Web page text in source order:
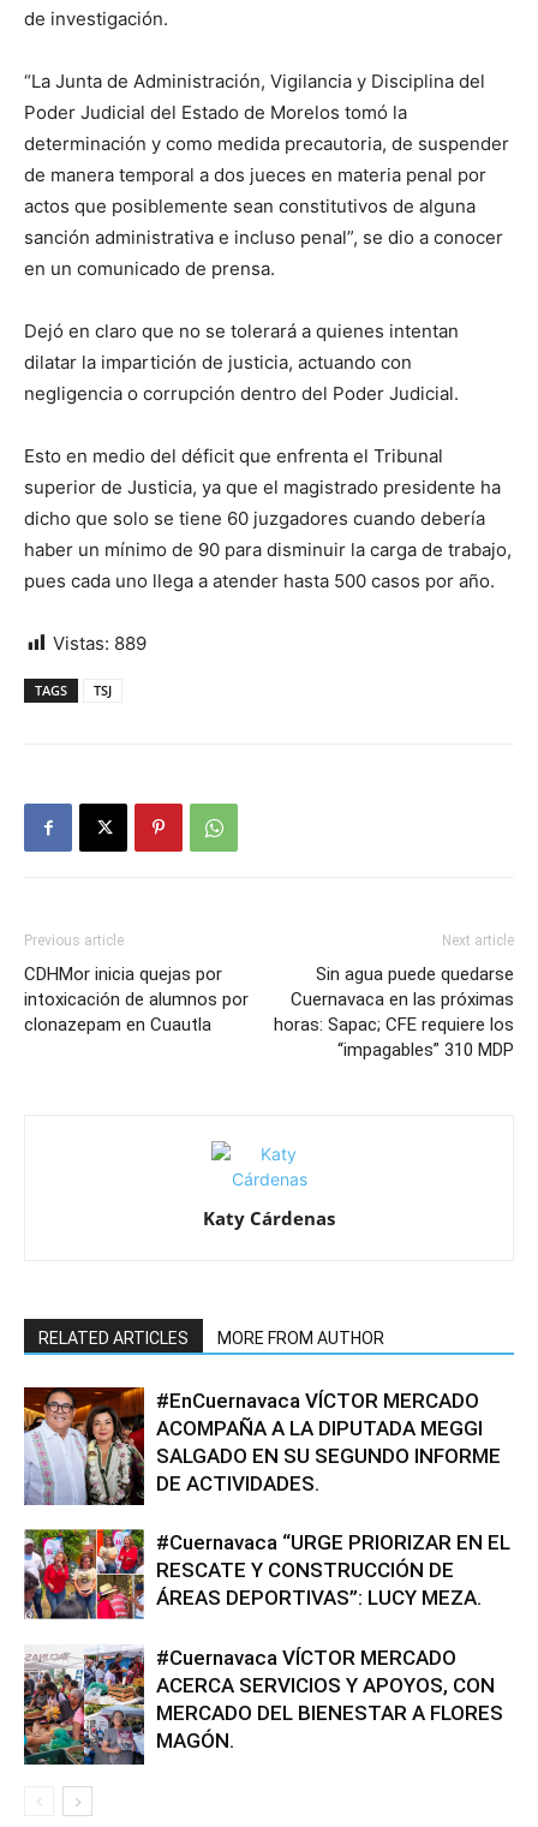
de investigación.
“La Junta de Administración, Vigilancia y Disciplina del
Poder Judicial del Estado de Morelos tomó la
determinación y como medida precautoria, de suspender
de manera temporal a dos jueces en materia penal por
actos que posiblemente sean constitutivos de alguna
sanción administrativa e incluso penal”, se dio a conocer
en un comunicado de prensa.
Dejó en claro que no se tolerará a quienes intentan
dilatar la impartición de justicia, actuando con
negligencia o corrupción dentro del Poder Judicial.
Esto en medio del déficit que enfrenta el Tribunal
superior de Justicia, ya que el magistrado presidente ha
dicho que solo se tiene 60 juzgadores cuando debería
haber un mínimo de 90 para disminuir la carga de trabajo,
pues cada uno llega a atender hasta 500 casos por año.
Vistas: 889
TAGS TSJ
Previous article
CDHMor inicia quejas por
intoxicación de alumnos por
clonazepam en Cuautla
Next article
Sin agua puede quedarse
Cuernavaca en las próximas
horas: Sapac; CFE requiere los
“impagables” 310 MDP
Katy Cárdenas
RELATED ARTICLES MORE FROM AUTHOR
#EnCuernavaca VÍCTOR MERCADO
ACOMPAÑA A LA DIPUTADA MEGGI
SALGADO EN SU SEGUNDO INFORME
DE ACTIVIDADES.
#Cuernavaca “URGE PRIORIZAR EN EL
RESCATE Y CONSTRUCCIÓN DE
ÁREAS DEPORTIVAS”: LUCY MEZA.
#Cuernavaca VÍCTOR MERCADO
ACERCA SERVICIOS Y APOYOS, CON
MERCADO DEL BIENESTAR A FLORES
MAGÓN.